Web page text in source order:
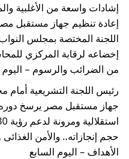
إشادات واسعة من الأغلبية
إعادة تنظيم جهاز مستقبل
اللجنة المختصة بمجلس
إخضاعه لرقابة المركزي
من الضرائب والرسوم – اليوم
رئيس اللجنة التشريعية أمام
جهاز مستقبل مصر يرسخ دوره
حجم إنجازاته.. والأمن
الأهداف – اليوم السابع